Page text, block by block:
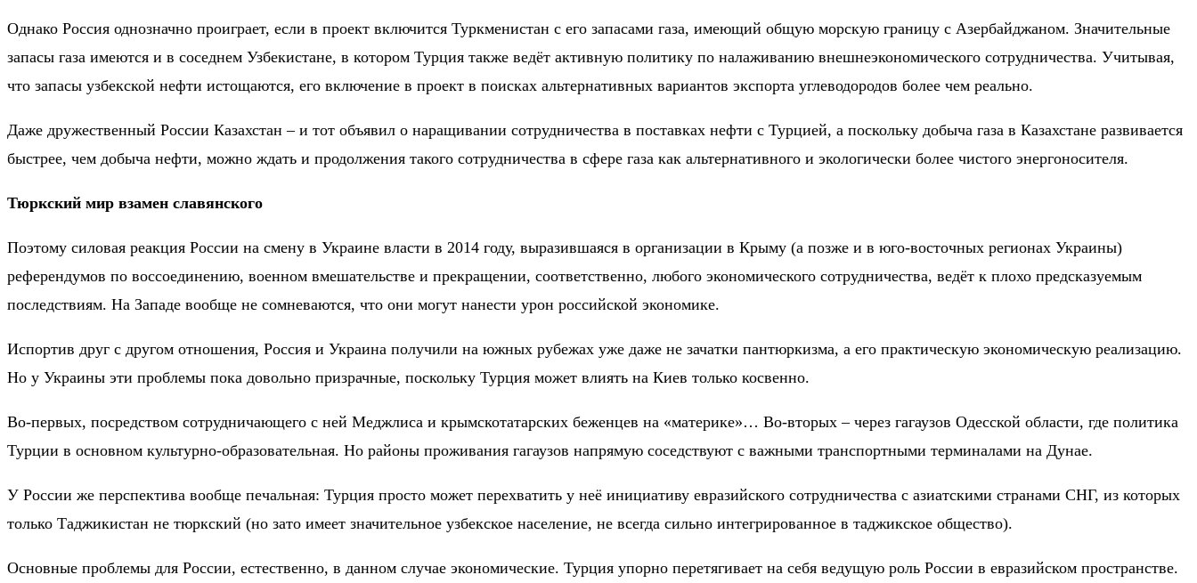
Однако Россия однозначно проиграет, если в проект включится Туркменистан с его запасами газа, имеющий общую морскую границу с Азербайджаном. Значительные
запасы газа имеются и в соседнем Узбекистане, в котором Турция также ведёт активную политику по налаживанию внешнеэкономического сотрудничества. Учитывая,
что запасы узбекской нефти истощаются, его включение в проект в поисках альтернативных вариантов экспорта углеводородов более чем реально.
Даже дружественный России Казахстан – и тот объявил о наращивании сотрудничества в поставках нефти с Турцией, а поскольку добыча газа в Казахстане развивается
быстрее, чем добыча нефти, можно ждать и продолжения такого сотрудничества в сфере газа как альтернативного и экологически более чистого энергоносителя.
Тюркский мир взамен славянского
Поэтому силовая реакция России на смену в Украине власти в 2014 году, выразившаяся в организации в Крыму (а позже и в юго-восточных регионах Украины)
референдумов по воссоединению, военном вмешательстве и прекращении, соответственно, любого экономического сотрудничества, ведёт к плохо предсказуемым
последствиям. На Западе вообще не сомневаются, что они могут нанести урон российской экономике.
Испортив друг с другом отношения, Россия и Украина получили на южных рубежах уже даже не зачатки пантюркизма, а его практическую экономическую реализацию.
Но у Украины эти проблемы пока довольно призрачные, поскольку Турция может влиять на Киев только косвенно.
Во-первых, посредством сотрудничающего с ней Меджлиса и крымскотатарских беженцев на «материке»… Во-вторых – через гагаузов Одесской области, где политика
Турции в основном культурно-образовательная. Но районы проживания гагаузов напрямую соседствуют с важными транспортными терминалами на Дунае.
У России же перспектива вообще печальная: Турция просто может перехватить у неё инициативу евразийского сотрудничества с азиатскими странами СНГ, из которых
только Таджикистан не тюркский (но зато имеет значительное узбекское население, не всегда сильно интегрированное в таджикское общество).
Основные проблемы для России, естественно, в данном случае экономические. Турция упорно перетягивает на себя ведущую роль России в евразийском пространстве.